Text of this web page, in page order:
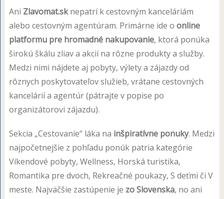
Ani Zlavomat.sknepatrí k cestovným kanceláriám
alebo cestovným agentúram. Primárne ide o online
platformu pre hromadné nakupovanie, ktorá ponúka
širokú škálu zliav a akcií na rôzne produkty a služby.
Medzi nimi nájdete aj pobyty, výlety a zájazdy od
rôznych poskytovateľov služieb, vrátane cestovných
kancelárií a agentúr (pátrajte v popise po
organizátorovi zájazdu).
Sekcia „Cestovanie“ láka na inšpiratívne ponuky. Medzi
najpočetnejšie z pohľadu ponúk patria kategórie
Víkendové pobyty, Wellness, Horská turistika,
Romantika pre dvoch, Rekreačné poukazy, S deťmi či V
meste. Najväčšie zastúpenie je zo Slovenska, no ani